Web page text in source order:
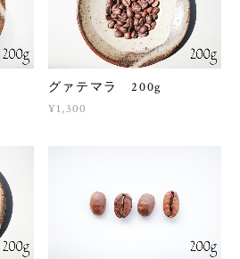
グァテマラ 200g
¥1,300